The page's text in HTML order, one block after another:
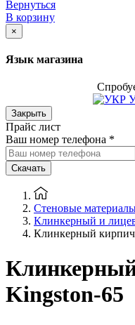
Вернуться
В корзину
×
Язык магазина
Закрыть
Прайс лист
Ваш номер телефона *
Скачать
Стеновые
Клинкерный и
Клинкерный
Kingston-65